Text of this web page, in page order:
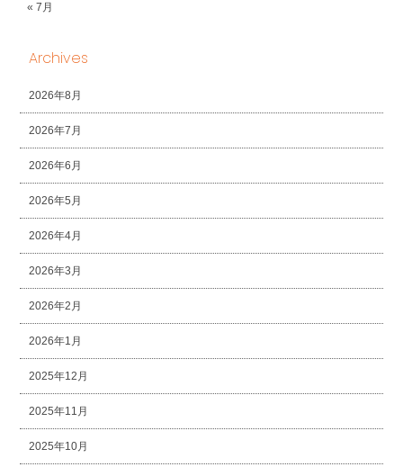
« 7月
Archives
2026年8月
2026年7月
2026年6月
2026年5月
2026年4月
2026年3月
2026年2月
2026年1月
2025年12月
2025年11月
2025年10月